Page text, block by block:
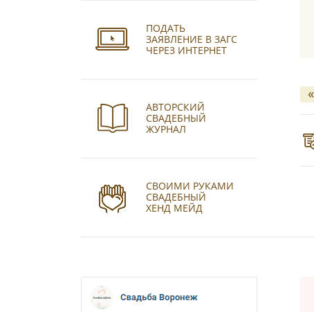
ПОДАТЬ
ЗАЯВЛЕНИЕ В ЗАГС
ЧЕРЕЗ ИНТЕРНЕТ
АВТОРСКИЙ
СВАДЕБНЫЙ
ЖУРНАЛ
СВОИМИ РУКАМИ
СВАДЕБНЫЙ
ХЕНД МЕЙД